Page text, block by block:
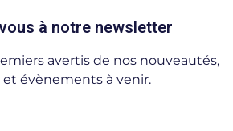
à notre newsletter
avertis de nos nouveautés,
évènements à venir.